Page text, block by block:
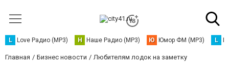
L Love Радио (MP3) Н Наше Радио (MP3) Ю Юмор ФМ (MP3) L
Главная Бизнес новости Любителям лодок на заметку